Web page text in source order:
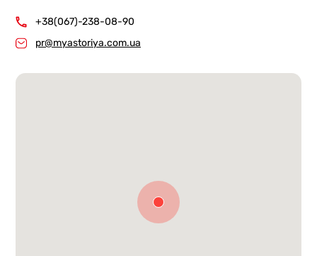
+38(067)-238-08-90
pr@myastoriya.com.ua